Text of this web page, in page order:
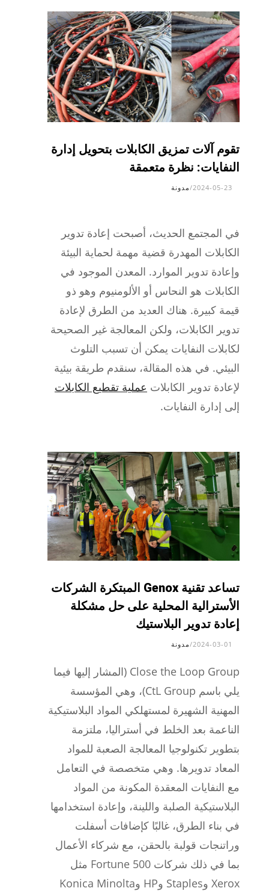
تقوم آلات تمزيق الكابلات بتحويل إدارة
النفايات: نظرة متعمقة
2024-05-23
/مدونة
في المجتمع الحديث، أصبحت إعادة تدوير
الكابلات المهدرة قضية مهمة لحماية البيئة
وإعادة تدوير الموارد. المعدن الموجود في
الكابلات هو النحاس أو الألومنيوم وهو ذو
قيمة كبيرة. هناك العديد من الطرق لإعادة
تدوير الكابلات، ولكن المعالجة غير الصحيحة
لكابلات النفايات يمكن أن تسبب التلوث
البيئي. في هذه المقالة، سنقدم طريقة بيئية
لإعادة تدوير الكابلات عملية تقطيع الكابلات
إلى إدارة النفايات.
تساعد تقنية Genox المبتكرة الشركات
الأسترالية المحلية على حل مشكلة
إعادة تدوير البلاستيك
2024-03-01
/مدونة
Close the Loop Group (المشار إليها فيما
يلي باسم CtL Group)، وهي المؤسسة
المهنية الشهيرة لمستهلكي المواد البلاستيكية
الناعمة بعد الخلط في أستراليا، ملتزمة
بتطوير تكنولوجيا المعالجة الصعبة للمواد
المعاد تدويرها. وهي متخصصة في التعامل
مع النفايات المعقدة المكونة من المواد
البلاستيكية الصلبة واللينة، وإعادة استخدامها
في بناء الطرق، غالبًا كإضافات أسفلت
وراتنجات قولبة بالحقن، مع شركاء الأعمال
بما في ذلك شركات Fortune 500 مثل
Xerox وStaples وHP وKonica Minolta